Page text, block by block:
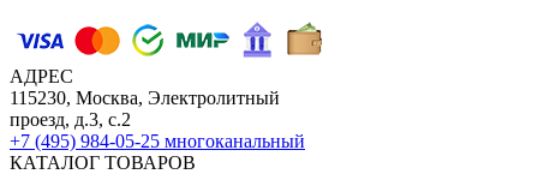
АДРЕС
115230, Москва, Электролитный
проезд, д.3, с.2
+7 (495) 984-05-25 многоканальный
КАТАЛОГ ТОВАРОВ